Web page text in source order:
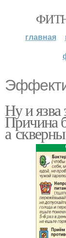
главная
Ну и язва
Причина
а